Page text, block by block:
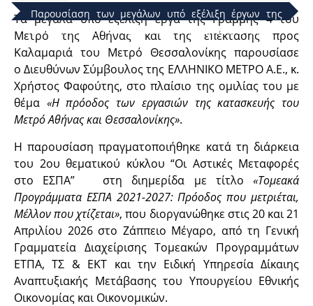
Παρουσίαση των μεγάλων υπό εξέλιξη έργων της
ΕΛΛΗΝΙΚΟ ΜΕΤΡΟ Α.Ε. σε Αθήνα και Θεσσαλονίκη
Τα μεγάλα υπό εξέλιξη έργα της Γραμμής 4 του
Μετρό της Αθήνας και της επέκτασης προς
Καλαμαριά του Μετρό Θεσσαλονίκης παρουσίασε
ο Διευθύνων Σύμβουλος της ΕΛΛΗΝΙΚΟ ΜΕΤΡΟ Α.Ε., κ.
Χρήστος Φαφούτης, στο πλαίσιο της ομιλίας του με
θέμα «Η πρόοδος των εργασιών της κατασκευής του
Μετρό Αθήνας και Θεσσαλονίκης».
Η παρουσίαση πραγματοποιήθηκε κατά τη διάρκεια
του 2ου θεματικού κύκλου “Οι Αστικές Μεταφορές
στο ΕΣΠΑ” στη διημερίδα με τίτλο «Τομεακά
Προγράμματα ΕΣΠΑ 2021-2027: Πρόοδος που μετριέται,
Μέλλον που χτίζεται», που διοργανώθηκε στις 20 και 21
Απριλίου 2026 στο Ζάππειο Μέγαρο, από τη Γενική
Γραμματεία Διαχείρισης Τομεακών Προγραμμάτων
ΕΤΠΑ, ΤΣ & ΕΚΤ και την Ειδική Υπηρεσία Δίκαιης
Αναπτυξιακής Μετάβασης του Υπουργείου Εθνικής
Οικονομίας και Οικονομικών.